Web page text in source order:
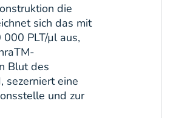
die
sich das mit
PLT/µl aus,
Blut des
sezerniert eine
und zur